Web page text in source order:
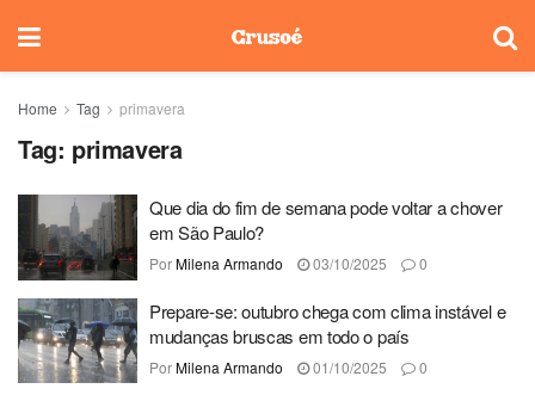
Home Tag primavera
Tag: primavera
Que dia do fim de semana pode voltar a chover
em São Paulo?
PorMilena Armando 03/10/2025 0
Prepare-se: outubro chega com clima instável e
mudanças bruscas em todo o país
PorMilena Armando 01/10/2025 0